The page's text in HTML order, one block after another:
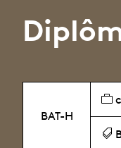
BAT-H